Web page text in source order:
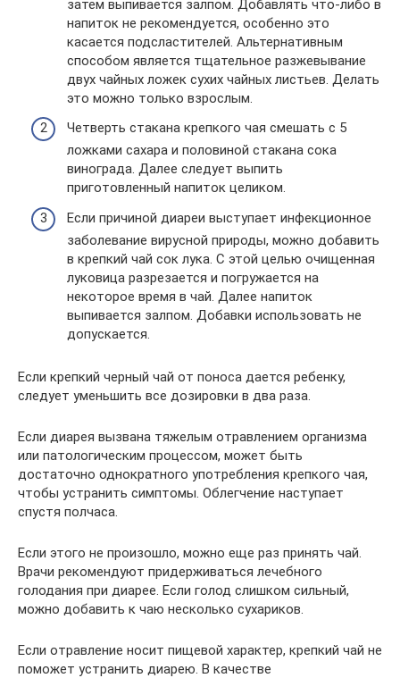
затем выпивается залпом. Добавлять что-либо в
напиток не рекомендуется, особенно это
касается подсластителей. Альтернативным
способом является тщательное разжевывание
двух чайных ложек сухих чайных листьев. Делать
это можно только взрослым.
Четверть стакана крепкого чая смешать с 5
ложками сахара и половиной стакана сока
винограда. Далее следует выпить
приготовленный напиток целиком.
Если причиной диареи выступает инфекционное
заболевание вирусной природы, можно добавить
в крепкий чай сок лука. С этой целью очищенная
луковица разрезается и погружается на
некоторое время в чай. Далее напиток
выпивается залпом. Добавки использовать не
допускается.
Если крепкий черный чай от поноса дается ребенку,
следует уменьшить все дозировки в два раза.
Если диарея вызвана тяжелым отравлением организма
или патологическим процессом, может быть
достаточно однократного употребления крепкого чая,
чтобы устранить симптомы. Облегчение наступает
спустя полчаса.
Если этого не произошло, можно еще раз принять чай.
Врачи рекомендуют придерживаться лечебного
голодания при диарее. Если голод слишком сильный,
можно добавить к чаю несколько сухариков.
Если отравление носит пищевой характер, крепкий чай не
поможет устранить диарею. В качестве